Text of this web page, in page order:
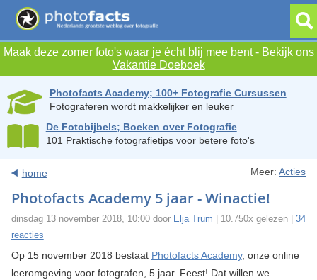
Maak deze zomer foto's waar je écht blij mee bent - Bekijk ons
Vakantie Doeboek
Photofacts Academy; 100+ Fotografie Cursussen
Fotograferen wordt makkelijker en leuker
De Fotobijbels; Boeken over Fotografie
101 Praktische fotografietips voor betere foto's
home Meer:Acties
Photofacts Academy 5 jaar - Winactie!
dinsdag 13 november 2018, 10:00 door Elja Trum | 10.750x gelezen | 34
reacties
Op 15 november 2018 bestaat Photofacts Academy, onze online
leeromgeving voor fotografen, 5 jaar. Feest! Dat willen we